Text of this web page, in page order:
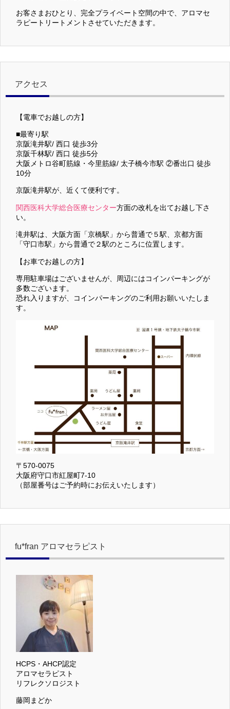
お客さまおひとり、完全プライベート空間の中で、アロマセ
ラピートリートメントさせていただきます。
アクセス
【電車でお越しの方】
■最寄り駅
京阪滝井駅/ 西口 徒歩3分
京阪千林駅/ 西口 徒歩5分
大阪メトロ谷町筋線・今里筋線/ 太子橋今市駅 ②番出口 徒歩
10分
京阪滝井駅が、近くて便利です。
関西医科大学総合医療センター方面の改札を出てお越し下さ
い。
滝井駅は、大阪方面「京橋駅」から普通で５駅、京都方面
「守口市駅」から普通で２駅のところに位置します。
【お車でお越しの方】
専用駐車場はございませんが、周辺にはコインパーキングが
多数ございます。
恐れ入りますが、コインパーキングのご利用お願いいたしま
す。
〒570-0075
大阪府守口市紅屋町7-10
（部屋番号はご予約時にお伝えいたします）
fu*fran アロマセラピスト
HCPS・AHCP認定
アロマセラピスト
リフレクソロジスト
藤岡まどか